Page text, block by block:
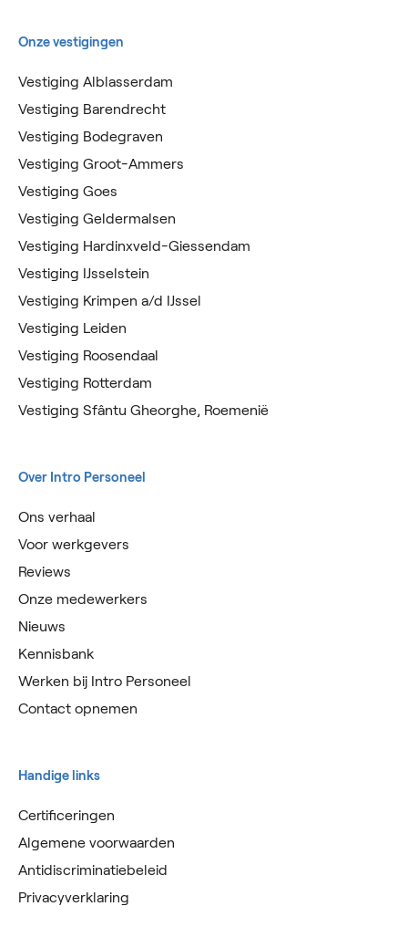
Onze vestigingen
Vestiging Alblasserdam
Vestiging Barendrecht
Vestiging Bodegraven
Vestiging Groot-Ammers
Vestiging Goes
Vestiging Geldermalsen
Vestiging Hardinxveld-Giessendam
Vestiging IJsselstein
Vestiging Krimpen a/d IJssel
Vestiging Leiden
Vestiging Roosendaal
Vestiging Rotterdam
Vestiging Sfântu Gheorghe, Roemenië
Over Intro Personeel
Ons verhaal
Voor werkgevers
Reviews
Onze medewerkers
Nieuws
Kennisbank
Werken bij Intro Personeel
Contact opnemen
Handige links
Certificeringen
Algemene voorwaarden
Antidiscriminatiebeleid
Privacyverklaring